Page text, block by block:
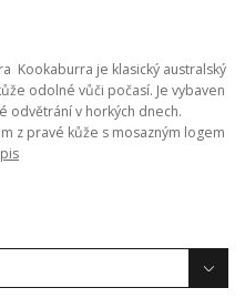
Kookaburra je klasický australský
odolné vůči počasí. Je vybaven
odvětrání v horkých dnech.
z pravé kůže s mosazným logem